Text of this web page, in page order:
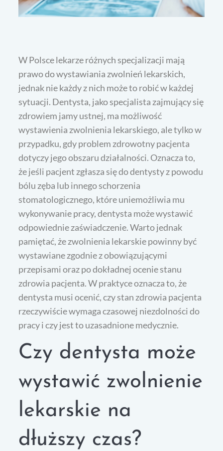
W Polsce lekarze różnych specjalizacji mają
prawo do wystawiania zwolnień lekarskich,
jednak nie każdy z nich może to robić w każdej
sytuacji. Dentysta, jako specjalista zajmujący się
zdrowiem jamy ustnej, ma możliwość
wystawienia zwolnienia lekarskiego, ale tylko w
przypadku, gdy problem zdrowotny pacjenta
dotyczy jego obszaru działalności. Oznacza to,
że jeśli pacjent zgłasza się do dentysty z powodu
bólu zęba lub innego schorzenia
stomatologicznego, które uniemożliwia mu
wykonywanie pracy, dentysta może wystawić
odpowiednie zaświadczenie. Warto jednak
pamiętać, że zwolnienia lekarskie powinny być
wystawiane zgodnie z obowiązującymi
przepisami oraz po dokładnej ocenie stanu
zdrowia pacjenta. W praktyce oznacza to, że
dentysta musi ocenić, czy stan zdrowia pacjenta
rzeczywiście wymaga czasowej niezdolności do
pracy i czy jest to uzasadnione medycznie.
Czy dentysta może
wystawić zwolnienie
lekarskie na
dłuższy czas?